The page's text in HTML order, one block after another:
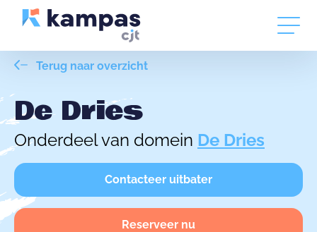
Terug naar overzicht
De Dries
Onderdeel van domein De Dries
Contacteer uitbater
Reserveer nu